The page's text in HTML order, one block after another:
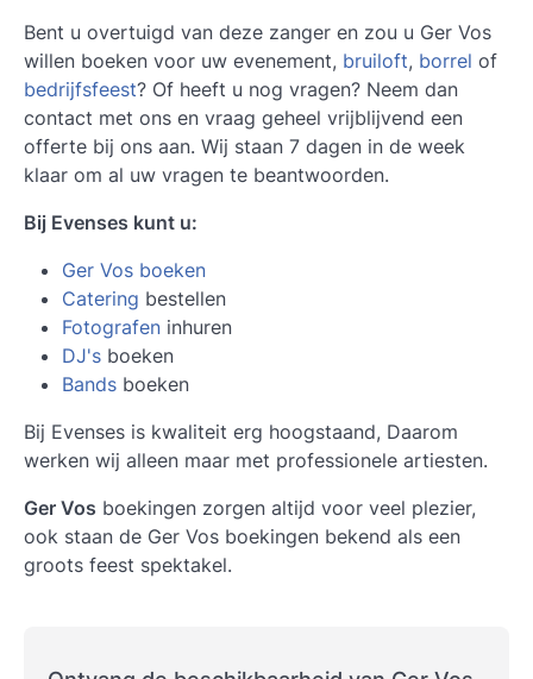
Bent u overtuigd van deze zanger en zou u Ger Vos
willen boeken voor uw evenement, bruiloft, borrel of
bedrijfsfeest? Of heeft u nog vragen? Neem dan
contact met ons en vraag geheel vrijblijvend een
offerte bij ons aan. Wij staan 7 dagen in de week
klaar om al uw vragen te beantwoorden.
Bij Evenses kunt u:
Ger Vos boeken
Catering bestellen
Fotografen inhuren
DJ's boeken
Bands boeken
Bij Evenses is kwaliteit erg hoogstaand, Daarom
werken wij alleen maar met professionele artiesten.
Ger Vos boekingen zorgen altijd voor veel plezier,
ook staan de Ger Vos boekingen bekend als een
groots feest spektakel.